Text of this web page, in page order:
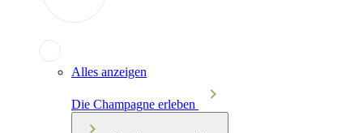
Alles anzeigen
Die Champagne erleben